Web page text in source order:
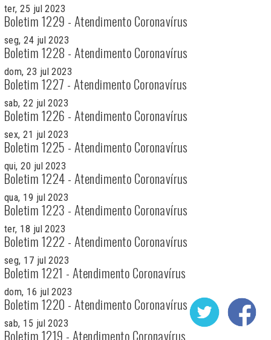
ter, 25 jul 2023
Boletim 1229 - Atendimento Coronavírus
seg, 24 jul 2023
Boletim 1228 - Atendimento Coronavírus
dom, 23 jul 2023
Boletim 1227 - Atendimento Coronavírus
sab, 22 jul 2023
Boletim 1226 - Atendimento Coronavírus
sex, 21 jul 2023
Boletim 1225 - Atendimento Coronavírus
qui, 20 jul 2023
Boletim 1224 - Atendimento Coronavírus
qua, 19 jul 2023
Boletim 1223 - Atendimento Coronavírus
ter, 18 jul 2023
Boletim 1222 - Atendimento Coronavírus
seg, 17 jul 2023
Boletim 1221 - Atendimento Coronavírus
dom, 16 jul 2023
Boletim 1220 - Atendimento Coronavírus
sab, 15 jul 2023
Boletim 1219 - Atendimento Coronavírus